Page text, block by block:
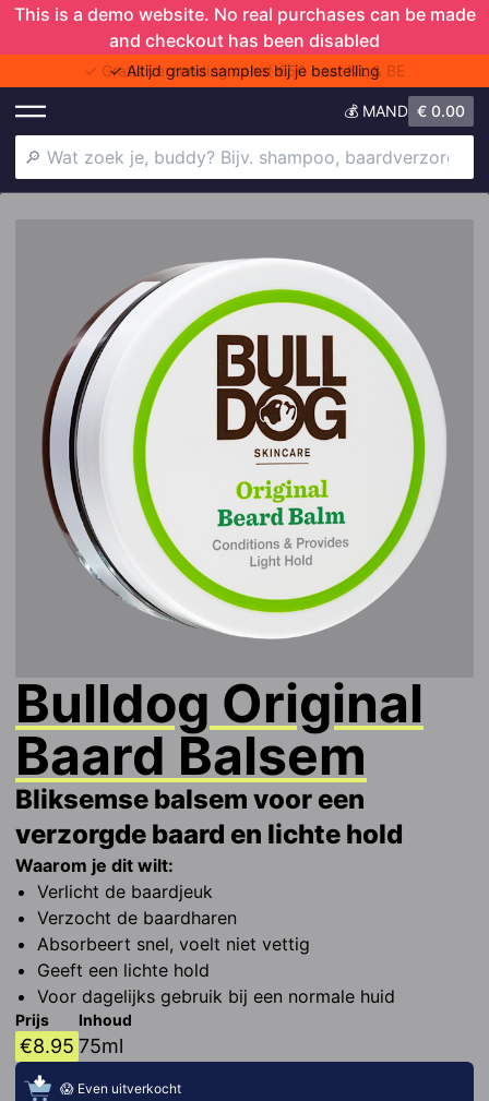
This is a demo website. No real purchases can be made
and checkout has been disabled
✓ Gratis verzending vanaf €50 naar NL & BE
💰 MAND € 0.00
Anti-agingHaaruitval
GezichtscrèmeSkincare
Bulldog Original
Baard Balsem
Bliksemse balsem voor een
verzorgde baard en lichte hold
Waarom je dit wilt:
Verlicht de baardjeuk
Verzocht de baardharen
Absorbeert snel, voelt niet vettig
Geeft een lichte hold
Voor dagelijks gebruik bij een normale huid
Prijs
€8.95
Inhoud
75ml
😱 Even uitverkocht